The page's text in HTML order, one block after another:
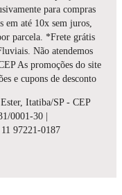
para compras
em até 10x sem juros,
parcela. *Frete grátis
Não atendemos
As promoções do site
e cupons de desconto
Itatiba/SP - CEP
0001-30 |
97221-0187